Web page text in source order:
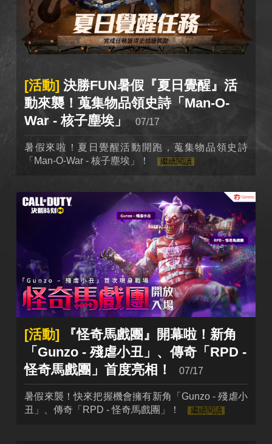
[活動] 決勝FUN暑假『夏日覺醒』活
動來襲！蒐集物品領史詩「Man-O-
War - 核子塵埃」
07/17
暑假來啦！夏日覺醒活動開跑，蒐集物品領史詩
「Man-O-War - 核子塵埃」！
繼續閱讀
[活動]
『怪奇馬戲團』開幕啦！新角
「Gunzo - 殘虐小丑」、傳奇「RPD -
怪奇馬戲團」首度亮相！
07/17
暑假來襲！快來把握機會擁有新角「Gunzo - 殘虐小
丑」、傳奇「RPD - 怪奇馬戲團」！
繼續閱讀